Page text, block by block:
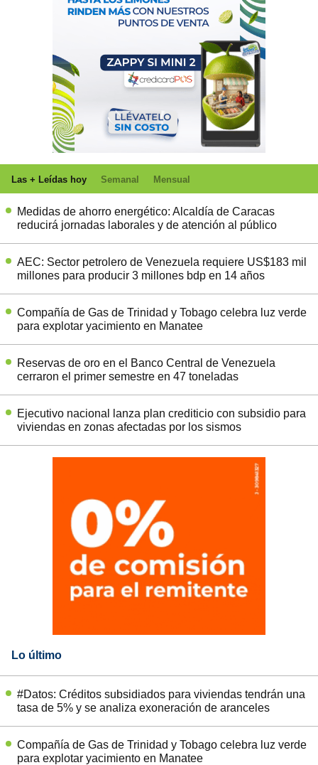
Las + Leídas hoy Semanal Mensual
Medidas de ahorro energético: Alcaldía de Caracas
reducirá jornadas laborales y de atención al público
AEC: Sector petrolero de Venezuela requiere US$183 mil
millones para producir 3 millones bdp en 14 años
Compañía de Gas de Trinidad y Tobago celebra luz verde
para explotar yacimiento en Manatee
Reservas de oro en el Banco Central de Venezuela
cerraron el primer semestre en 47 toneladas
Ejecutivo nacional lanza plan crediticio con subsidio para
viviendas en zonas afectadas por los sismos
Lo último
#Datos: Créditos subsidiados para viviendas tendrán una
tasa de 5% y se analiza exoneración de aranceles
Compañía de Gas de Trinidad y Tobago celebra luz verde
para explotar yacimiento en Manatee